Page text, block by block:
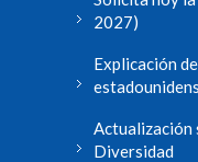
2027)
Explicación
Actualización
Diversidad